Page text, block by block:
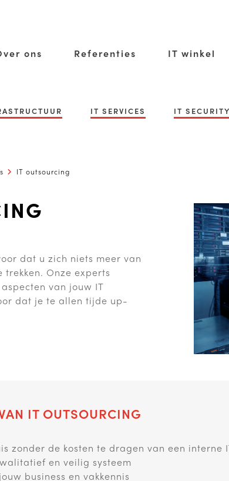
ons Referenties IT winkel
IT SERVICES IT SECURITY
IT outsourcing
dat u zich niets meer van
Onze experts
van jouw IT
dat je te allen tijde up-
IT OUTSOURCING
zonder de kosten te dragen van een interne
en veilig systeem
business en vakkennis